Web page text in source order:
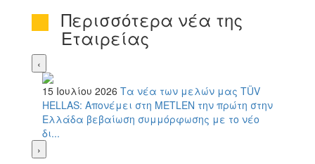
Περισσότερα νέα της
Εταιρείας
‹
15 Ιουλίου 2026 Τα νέα των μελών μας TÜV
HELLAS: Απονέμει στη METLEN την πρώτη στην
Ελλάδα βεβαίωση συμμόρφωσης με το νέο
δι...
›